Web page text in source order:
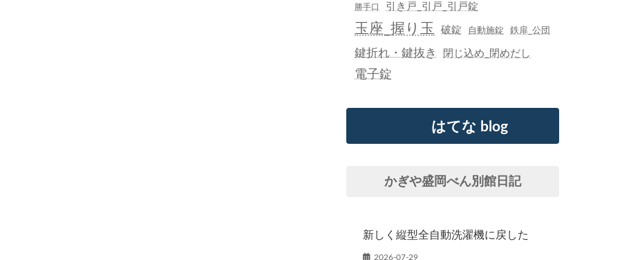
勝手口 引き戸_引戸_引戸錠
玉座_握り玉 破錠 自動施錠 鉄扉_公団
鍵折れ・鍵抜き 閉じ込め_閉めだし
電子錠
はてな blog
かぎや盛岡べん別館日記
新しく縦型全自動洗濯機に戻した
2026-07-29